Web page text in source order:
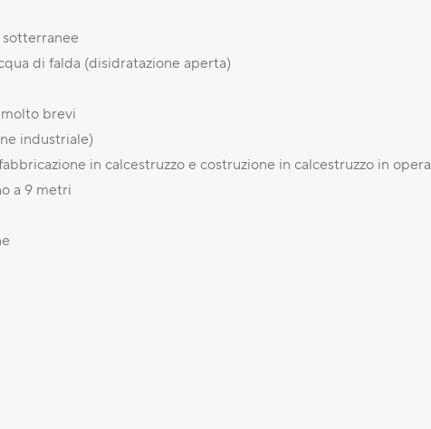
di falda (disidratazione aperta)
brevi
industriale)
in calcestruzzo e costruzione in calcestruzzo in opera
a 9 metri